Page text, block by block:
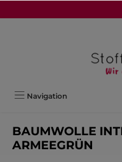
Navigation
BAUMWOLLE
ARMEEGRÜN